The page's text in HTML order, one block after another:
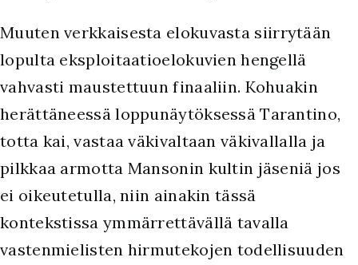
Muuten verkkaisesta elokuvasta siirrytään
lopulta eksploitaatioelokuvien hengellä
vahvasti maustettuun finaaliin. Kohuakin
herättäneessä loppunäytöksessä Tarantino,
totta kai, vastaa väkivaltaan väkivallalla ja
pilkkaa armotta Mansonin kultin jäseniä jos
ei oikeutetulla, niin ainakin tässä
kontekstissa ymmärrettävällä tavalla
vastenmielisten hirmutekojen todellisuuden